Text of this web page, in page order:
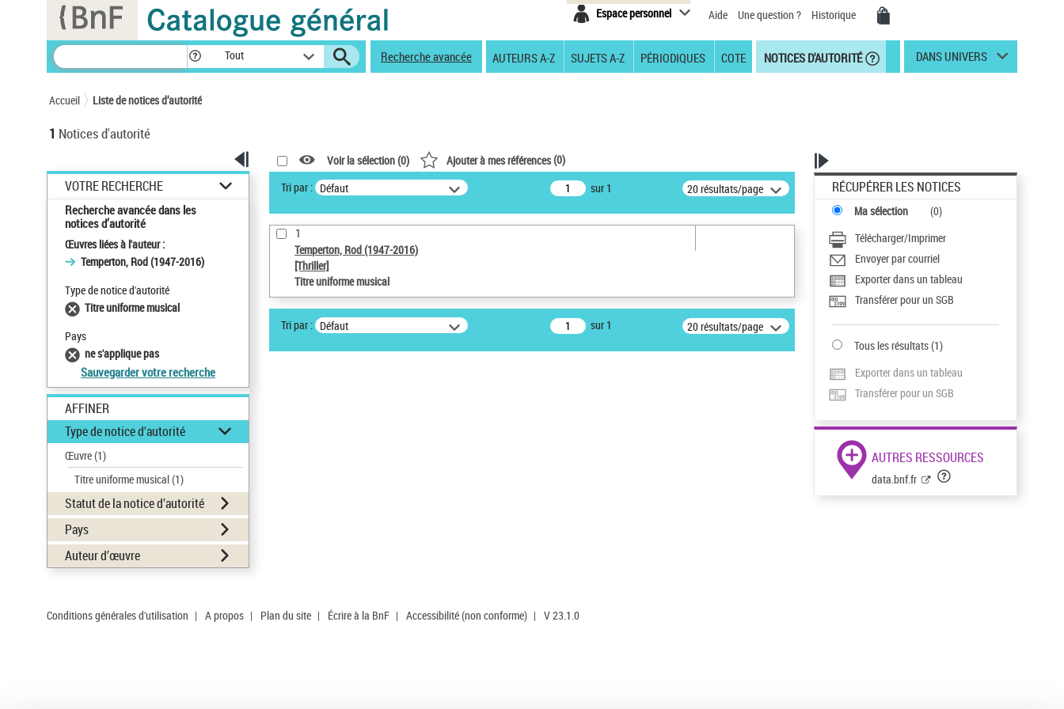
Espace personnel Aide Une question ? Historique
Tout Recherche avancée AUTEURS A-Z SUJETS A-Z PÉRIODIQUES COTE NOTICES D'AUTORITÉ DANS UNIVERS
Accueil Liste de notices d’autorité
1 Notices d'autorité
VOTRE RECHERCHE
Recherche avancée dans les
notices d’autorité
Œuvres liées à l'auteur :
Temperton, Rod (1947-2016)
Type de notice d'autorité
Titre uniforme musical
Pays
ne s'applique pas
Sauvegarder votre recherche
AFFINER
Type de notice d'autorité
Œuvre(1)
Titre uniforme musical(1)
Statut de la notice d’autorité
Pays
Auteur d’œuvre
Voir la sélection (0) Ajouter à mes références(0)
Tri par : Défaut sur 1 20 résultats/page
1
Temperton, Rod (1947-2016)
[Thriller]
Titre uniforme musical
Tri par : Défaut sur 1 20 résultats/page
RÉCUPÉRER LES NOTICES
Ma sélection (0)
Télécharger/Imprimer
Envoyer par courriel
Exporter dans un tableau
Transférer pour un SGB
Tous les résultats(1)
Exporter dans un tableau
Transférer pour un SGB
AUTRES RESSOURCES
data.bnf.fr
Conditions générales d'utilisation | A propos | Plan du site | Écrire à la BnF | Accessibilité (non conforme) | V 23.1.0
Panneau de gestion des cookies